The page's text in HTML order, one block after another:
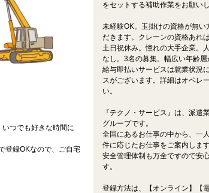
いつでも好きな時間に
登録OKなので、ご自宅
をセットする補助作業をお願い
未経験OK。玉掛けの資格が無い
だきます。クレーンの資格あれば
土日祝休み。憧れの大手企業。
なし。3名の募集。幅広い年齢層
給与即払いサービスは就業状況
スがございます。詳細はオペレ
い。
『テクノ・サービス』は、派遣
グループです。
全国にあるお仕事の中から、一
件に応じたお仕事をご案内します
安全管理体制も万全ですので安
す。
登録方法は、【オンライン】【